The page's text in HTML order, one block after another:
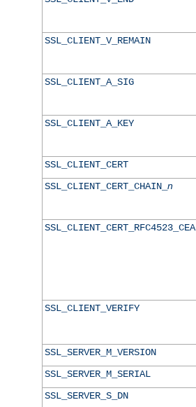
SSL_CLIENT_V_REMAIN
SSL_CLIENT_A_SIG
SSL_CLIENT_A_KEY
SSL_CLIENT_CERT
SSL_CLIENT_CERT_CHAIN_ n
SSL_CLIENT_CERT_RFC4523_CEA
SSL_CLIENT_VERIFY
SSL_SERVER_M_VERSION
SSL_SERVER_M_SERIAL
SSL_SERVER_S_DN